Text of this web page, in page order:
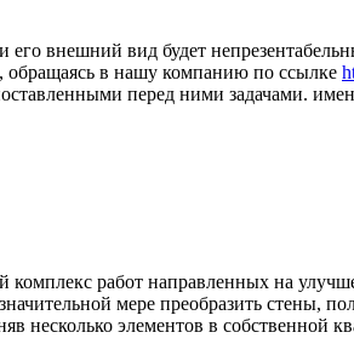
внешний вид будет
обращаясь в нашу компанию по ссылке
перед ними задачами.
комплекс работ направленных на
мере преобразить стены,
несколько элементов в собственной